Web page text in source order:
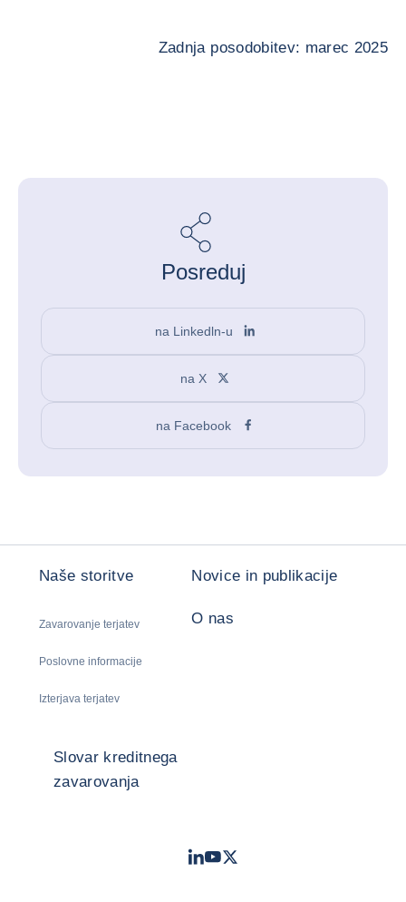
Zadnja posodobitev: marec 2025
Posreduj
na Linkedln-u
na X
na Facebook
Naše storitve
Zavarovanje terjatev
Poslovne informacije
Izterjava terjatev
Novice in publikacije
O nas
Slovar kreditnega
zavarovanja
LinkedIn
Youtube
Twitter